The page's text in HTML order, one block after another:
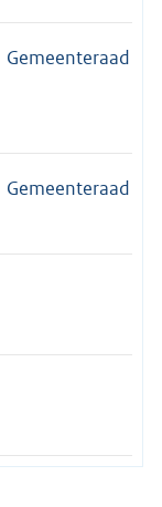
Gemeenteraad
Gemeenteraad